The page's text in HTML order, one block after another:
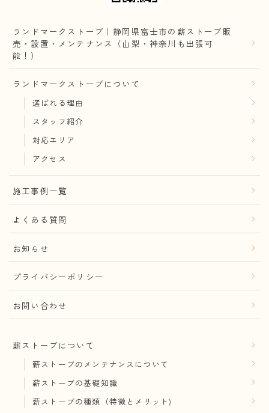
ランドマークストーブ｜静岡県富士市の薪ストーブ販
売・設置・メンテナンス（山梨・神奈川も出張可
能！）
ランドマークストーブについて
選ばれる理由
スタッフ紹介
対応エリア
アクセス
施工事例一覧
よくある質問
お知らせ
プライバシーポリシー
お問い合わせ
薪ストーブについて
薪ストーブのメンテナンスについて
薪ストーブの基礎知識
薪ストーブの種類（特徴とメリット)